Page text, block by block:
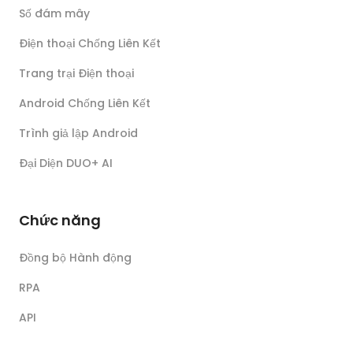
Số đám mây
Điện thoại Chống Liên Kết
Trang trại Điện thoại
Android Chống Liên Kết
Trình giả lập Android
Đại Diện DUO+ AI
Chức năng
Đồng bộ Hành động
RPA
API